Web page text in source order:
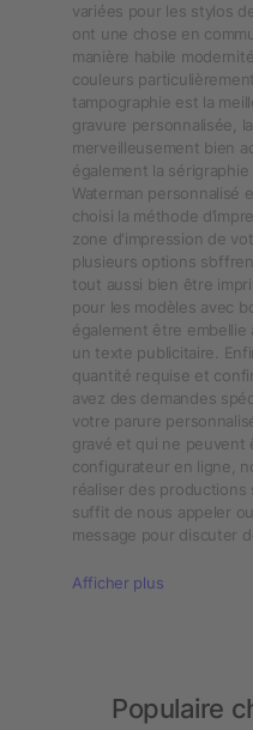
variées pour les stylos
ont une chose en
manière habile
couleurs
tampographie est la
gravure personnalisée,
merveilleusement bien
également la
Waterman personnalisé
choisi la méthode
zone d'impression de
plusieurs options
tout aussi bien être
pour les modèles avec
également être embellie
un texte publicitaire.
quantité requise et
avez des demandes
votre parure
gravé et qui ne peuvent
configurateur en ligne,
réaliser des productions
suffit de nous appeler
message pour discuter
Afficher plus
Populaire